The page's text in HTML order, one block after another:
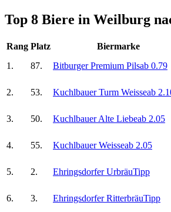
Top 8 Biere in Weilburg
Rang Platz Biermarke
1.
87. Bitburger Premium Pilsab 0.79
2. 53. Kuchlbauer Turm Weisseab
3. 50. Kuchlbauer Alte Liebeab 2.05
4. 55. Kuchlbauer Weisseab 2.05
5. 2. Ehringsdorfer UrbräuTipp
6. 3. Ehringsdorfer RitterbräuTipp